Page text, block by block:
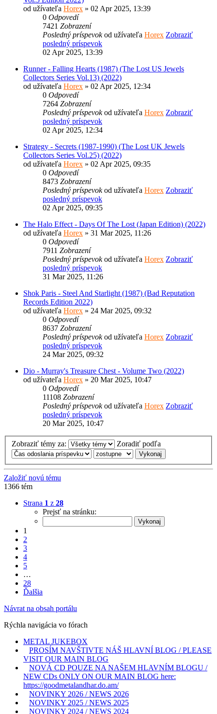
od užívateľa Horex » 02 Apr 2025, 13:39
0 Odpovedí
7421 Zobrazení
Posledný príspevokod užívateľa Horex Zobraziť
posledný príspevok
02 Apr 2025, 13:39
Runner - Falling Hearts (1987) (The Lost US Jewels
Collectors Series Vol.13) (2022)
od užívateľa Horex » 02 Apr 2025, 12:34
0 Odpovedí
7264 Zobrazení
Posledný príspevokod užívateľa Horex Zobraziť
posledný príspevok
02 Apr 2025, 12:34
Strategy - Secrets (1987-1990) (The Lost UK Jewels
Collectors Series Vol.25) (2022)
od užívateľa Horex » 02 Apr 2025, 09:35
0 Odpovedí
8473 Zobrazení
Posledný príspevokod užívateľa Horex Zobraziť
posledný príspevok
02 Apr 2025, 09:35
The Halo Effect - Days Of The Lost (Japan Edition) (2022)
od užívateľa Horex » 31 Mar 2025, 11:26
0 Odpovedí
7911 Zobrazení
Posledný príspevokod užívateľa Horex Zobraziť
posledný príspevok
31 Mar 2025, 11:26
Shok Paris - Steel And Starlight (1987) (Bad Reputation
Records Edition 2022)
od užívateľa Horex » 24 Mar 2025, 09:32
0 Odpovedí
8637 Zobrazení
Posledný príspevokod užívateľa Horex Zobraziť
posledný príspevok
24 Mar 2025, 09:32
Dio - Murray's Treasure Chest - Volume Two (2022)
od užívateľa Horex » 20 Mar 2025, 10:47
0 Odpovedí
11108 Zobrazení
Posledný príspevokod užívateľa Horex Zobraziť
posledný príspevok
20 Mar 2025, 10:47
Zobraziť témy za: Zoradiť podľa
Založiť novú tému
1366 tém
Strana 1 z 28
Prejsť na stránku:
1
2
3
4
5
…
28
Ďalšia
Návrat na obsah portálu
Rýchla navigácia vo fórach
METAL JUKEBOX
PROSÍM NAVŠTIVTE NÁŠ HLAVNÍ BLOG / PLEASE
VISIT OUR MAIN BLOG
NOVÁ CD POUZE NA NAŠEM HLAVNÍM BLOGU /
NEW CDs ONLY ON OUR MAIN BLOG here:
https://goodmetalandhar.do.am/
NOVINKY 2026 / NEWS 2026
NOVINKY 2025 / NEWS 2025
NOVINKY 2024 / NEWS 2024